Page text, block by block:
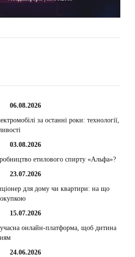
06.08.2026
за останні роки: технології,
03.08.2026
етилового спирту «Альфа»?
23.07.2026
для дому чи квартири: на що
15.07.2026
онлайн-платформа, щоб дитина
24.06.2026